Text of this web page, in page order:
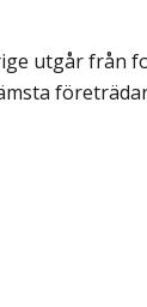
utgår från